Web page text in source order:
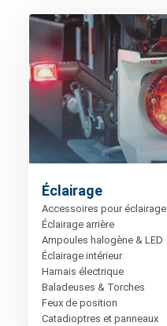
Éclairage
Accessoires pour éclairage
Éclairage arrière
Ampoules halogène & LED
Éclairage intérieur
Harnais électrique
Baladeuses & Torches
Feux de position
Catadioptres et panneaux